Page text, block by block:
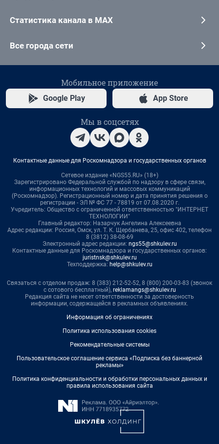
Статистика канала в MAX
Все города сети
Мобильное приложение
Google Play App Store
Мы в соцсетях
Контактные данные для Роскомнадзора и государственных органов
Сетевое издание «NGS55.RU» (18+)
Зарегистрировано Федеральной службой по надзору в сфере связи,
информационных технологий и массовых коммуникаций
(Роскомнадзор). Регистрационный номер и дата принятия решения о
регистрации - ЭЛ № ФС 77 - 78819 от 07.08.2020 г.
Учредитель: Общество с ограниченной ответственностью "ИНТЕРНЕТ
ТЕХНОЛОГИИ"
Главный редактор: Назарчук Ангелина Алексеевна
Адрес редакции: Россия, Омск, ул. Т. К. Щербанева, 25, офис 402, телефон
8 (3812) 38-08-69
Электронный адрес редакции: ngs55@shkulev.ru
Контактные данные для Роскомнадзора и государственных органов:
juristnsk@shkulev.ru
Техподдержка: help@shkulev.ru
Связаться с отделом продаж: 8 (383) 212-52-52, 8 (800) 200-03-83 (звонок
с сотового бесплатный), reklamangs@shkulev.ru
Редакция сайта не несет ответственности за достоверность
информации, содержащейся в рекламных объявлениях.
Информация об ограничениях
Политика использования cookies
Рекомендательные системы
Пользовательское соглашение сервиса «Подписка без баннерной
рекламы»
Политика конфиденциальности и обработки персональных данных и
правила использования сайта